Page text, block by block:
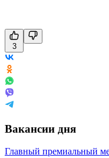
3
Вакансии дня
Главный премиальный